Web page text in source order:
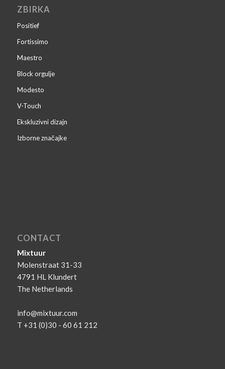
ZBIRKA
Positief
Fortissimo
Maestro
Block orgulje
Modesto
V-Touch
Ekskluzivni dizajn
Izborne značajke
CONTACT
Mixtuur
Molenstraat 31-33
4791 HL Klundert
The Netherlands
info@mixtuur.com
T +31 (0)30 - 60 61 212